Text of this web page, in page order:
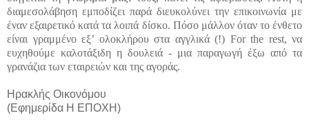
διαμεσολάβηση εμποδίζει παρά διευκολύνει την επικοινωνία με
έναν εξαιρετικό κατά τα λοιπά δίσκο. Πόσο μάλλον όταν το ένθετο
είναι γραμμένο εξ’ ολοκλήρου στα αγγλικά(!) For the rest, να
ευχηθούμε καλοτάξιδη η δουλειά - μια παραγωγή έξω από τα
γρανάζια των εταιρειών και της αγοράς.
Ηρακλής Οικονόμου
(Εφημερίδα Η ΕΠΟΧΗ)